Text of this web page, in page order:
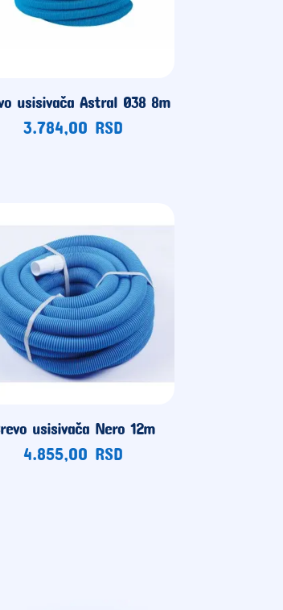
usisivača Astral Ø38 8m
3.784,00 RSD
usisivača Nero 12m
4.855,00 RSD